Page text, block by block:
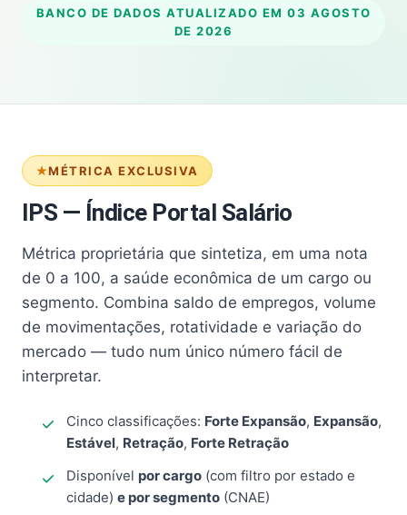
BANCO DE DADOS ATUALIZADO EM 03 AGOSTO
DE 2026
MÉTRICA EXCLUSIVA
IPS — Índice Portal Salário
Métrica proprietária que sintetiza, em uma nota
de 0 a 100, a saúde econômica de um cargo ou
segmento. Combina saldo de empregos, volume
de movimentações, rotatividade e variação do
mercado — tudo num único número fácil de
interpretar.
Cinco classificações: Forte Expansão, Expansão,
Estável, Retração, Forte Retração
Disponível por cargo (com filtro por estado e
cidade) e por segmento (CNAE)